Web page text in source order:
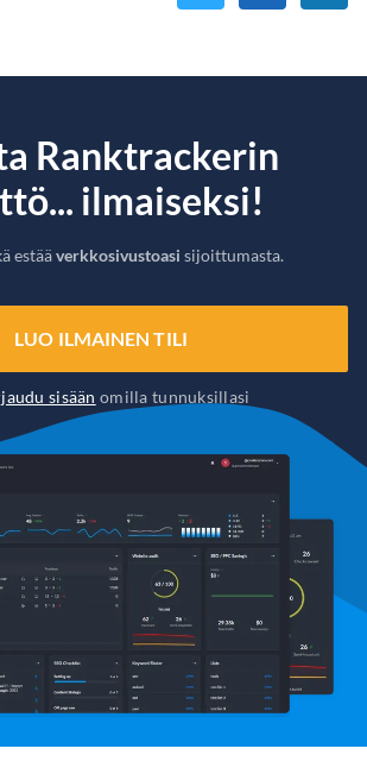
Ranktrackerin
ilmaiseksi!
estääverkkosivustoasi sijoittumasta.
LUO ILMAINEN TILI
sisään omilla tunnuksillasi